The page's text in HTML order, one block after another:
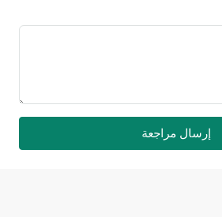
إرسال مراجعة